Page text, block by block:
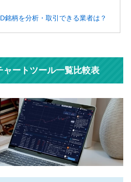
銘柄を分析・取引できる業者は？
ャートツール一覧比較表